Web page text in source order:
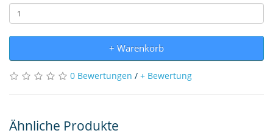
+ Warenkorb
0 Bewertungen / + Bewertung
Ähnliche Produkte